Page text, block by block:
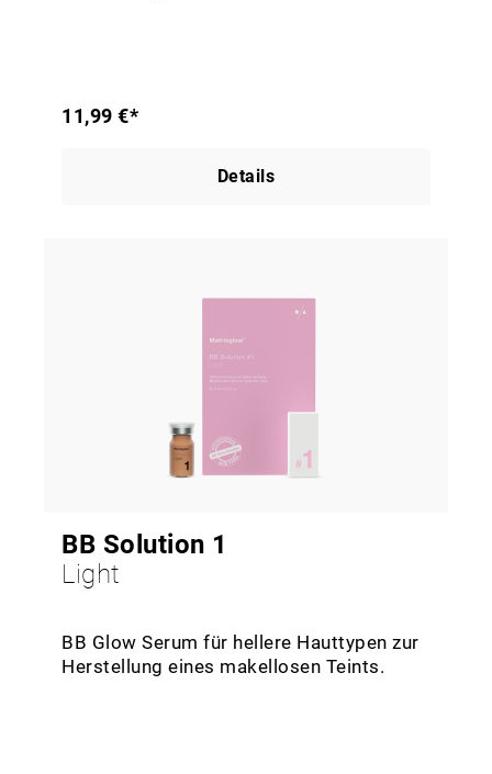
11,99 €*
Details
BB Solution 1
Light
BB Glow Serum für hellere Hauttypen zur
Herstellung eines makellosen Teints.